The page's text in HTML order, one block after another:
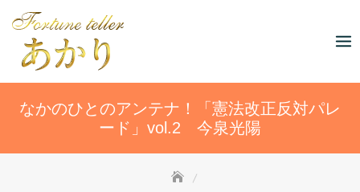
content
なかのひとのアンテナ！「憲法改正反対パレ
ード」vol.2 今泉光陽